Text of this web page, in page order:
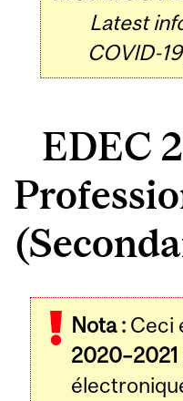
Latest
COVID-19
EDEC
Nota : Ceci
2020–2021
Related
Content